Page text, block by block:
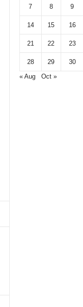
7 8 9
14 15 16
21 22 23
28 29
30
« Aug
Oct »